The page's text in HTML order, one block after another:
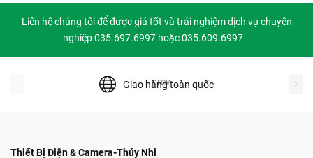
Liên hệ chúng tôi để được giá tốt và trải nghiệm dịch vụ chuyên
nghiệp 035.697.6997 hoặc 035.609.6997
Giao hàng toàn quốc
prev